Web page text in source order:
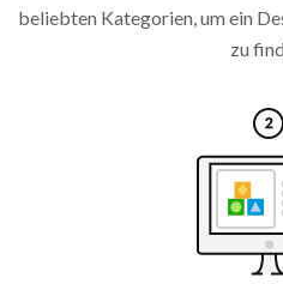
beliebten Kategorien, um ein
zu